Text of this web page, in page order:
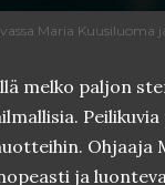
Maria Kuusiluoma
melko paljon
Ohjaaja
ja